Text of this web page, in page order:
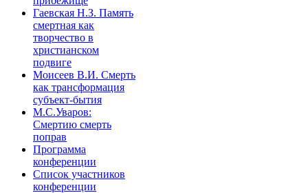
Гаевская Н.З. Память
смертная как
творчество в
христианском
подвиге
Моисеев В.И. Смерть
как трансформация
субъект-бытия
М.С.Уваров:
Смертию смерть
поправ
Программа
конференции
Список участников
конференции